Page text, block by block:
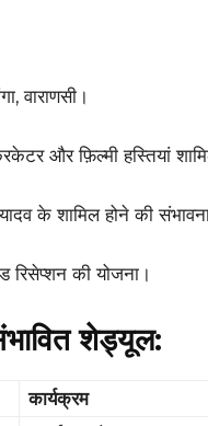
वाराणसी।
और फ़िल्मी हस्तियां
के शामिल होने की
रिसेप्शन की योजना।
शेड्यूल:
कार्यक्रम